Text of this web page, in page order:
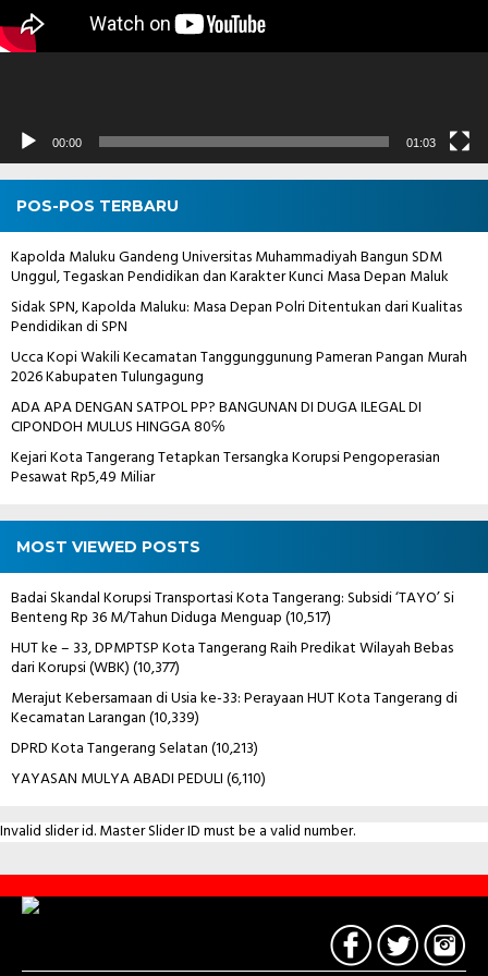
00:00 01:03
POS-POS TERBARU
Kapolda Maluku Gandeng Universitas Muhammadiyah Bangun SDM
Unggul, Tegaskan Pendidikan dan Karakter Kunci Masa Depan Maluk
Sidak SPN, Kapolda Maluku: Masa Depan Polri Ditentukan dari Kualitas
Pendidikan di SPN
Ucca Kopi Wakili Kecamatan Tanggunggunung Pameran Pangan Murah
2026 Kabupaten Tulungagung
ADA APA DENGAN SATPOL PP? BANGUNAN DI DUGA ILEGAL DI
CIPONDOH MULUS HINGGA 80℅
Kejari Kota Tangerang Tetapkan Tersangka Korupsi Pengoperasian
Pesawat Rp5,49 Miliar
MOST VIEWED POSTS
Badai Skandal Korupsi Transportasi Kota Tangerang: Subsidi ‘TAYO’ Si
Benteng Rp 36 M/Tahun Diduga Menguap(10,517)
HUT ke – 33, DPMPTSP Kota Tangerang Raih Predikat Wilayah Bebas
dari Korupsi (WBK)(10,377)
Merajut Kebersamaan di Usia ke-33: Perayaan HUT Kota Tangerang di
Kecamatan Larangan(10,339)
DPRD Kota Tangerang Selatan(10,213)
YAYASAN MULYA ABADI PEDULI(6,110)
Invalid slider id. Master Slider ID must be a valid number.
Contact
Us